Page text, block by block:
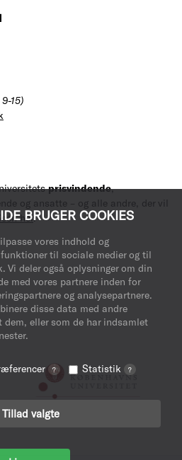
BRUGER COOKIES
vores indhold og
til sociale medier og til
Vi deler også oplysninger om din
med vores partnere inden for
og analysepartnere.
disse data med andre
dem, eller som de har indsamlet
? Statistik ?
Tillad valgte
15)
prisvindende,
og ansatte – og alle andre, der vil
her.